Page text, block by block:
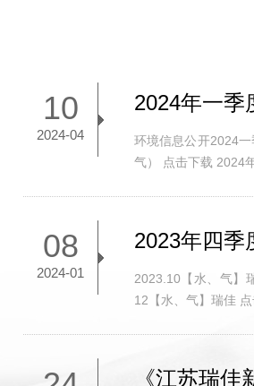
10
2024-04
2024年一季
环境信息公开2024
气） 点击下载 2024年
08
2024-01
2023年四季
2023.10【水、气】
12【水、气】瑞佳
《江苏瑞